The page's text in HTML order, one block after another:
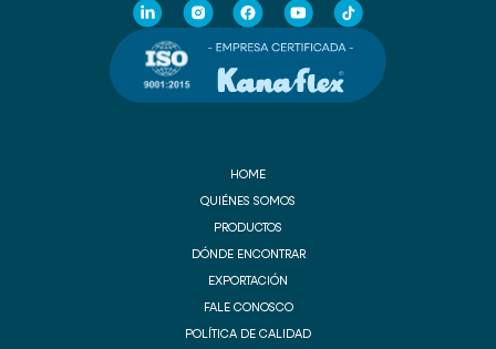
HOME
QUIÉNES SOMOS
PRODUCTOS
DÓNDE ENCONTRAR
EXPORTACIÓN
FALE CONOSCO
POLÍTICA DE CALIDAD